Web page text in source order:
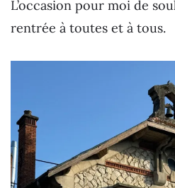
L’occasion pour moi de
rentrée à toutes et à tous.